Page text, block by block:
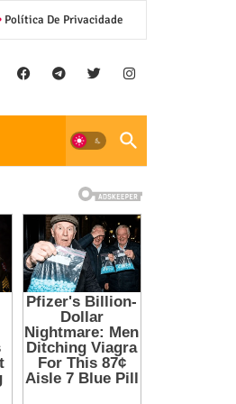
Política De Privacidade